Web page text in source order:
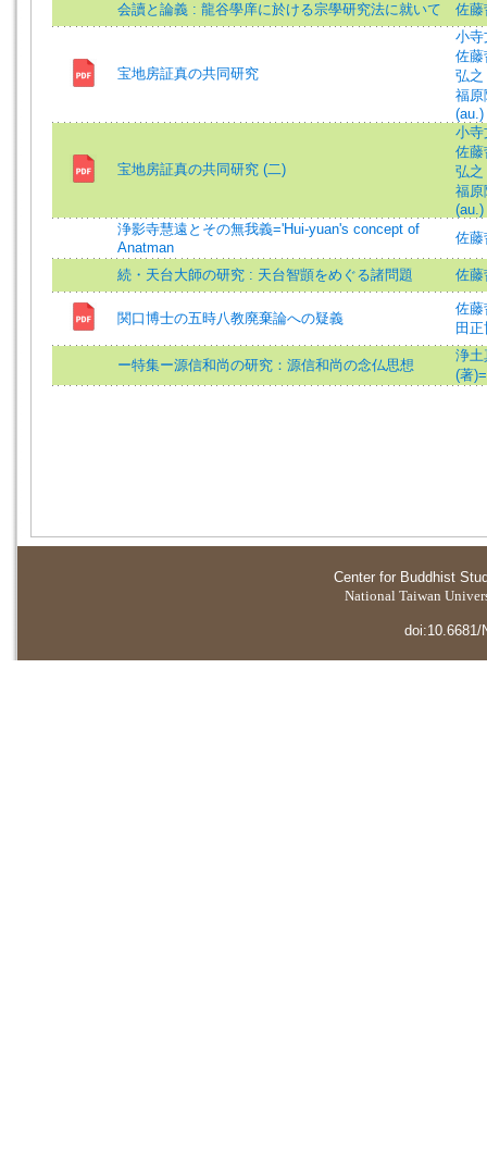
会讀と論義 : 龍谷學庠に於ける宗學研究法に就いて 佐藤
宝地房証真の共同研究
小寺
佐藤
弘之
福原
(au.)
宝地房証真の共同研究 (二)
小寺
佐藤
弘之
福原
(au.)
浄影寺慧遠とその無我義='Hui-yuan's concept of
Anatman
佐藤
続・天台大師の研究 : 天台智顗をめぐる諸問題 佐藤
関口博士の五時八教廃棄論への疑義
佐藤
田
ー特集ー源信和尚の研究：源信和尚の念仏思想
浄土
(著
Center for Buddhist
National Taiwan
doi:10.6681/